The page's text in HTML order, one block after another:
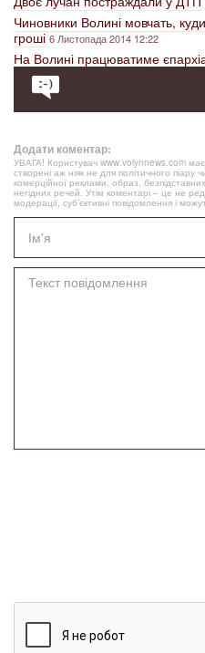
Чиновники Волині мовчать,
гроші6 Листопада 2014 12:22
На Волині працюватиме
Додати коментар:
УВАГА! Користувач www.volynnews.com
створені аж ніяк не для політичного піару
комерційної реклами, образ,
негідних речей. Утім коментарі – це не
модерації, суб’єктивні повідомлення і